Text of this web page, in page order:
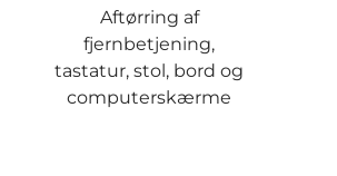
Aftørring af
fjernbetjening,
tastatur, stol, bord og
computerskærme